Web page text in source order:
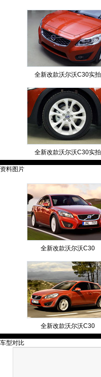
全新改款沃尔沃C30实拍
全新改款沃尔沃C30实拍
资料图片
全新改款沃尔沃C30
全新改款沃尔沃C30
车型对比